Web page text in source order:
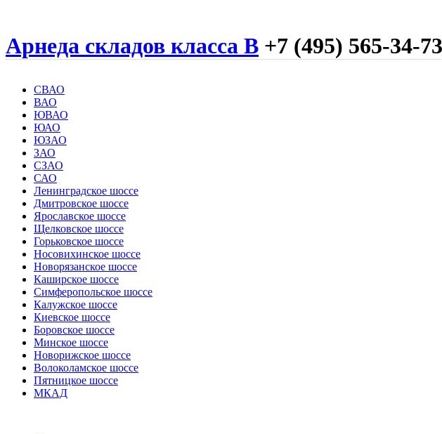
Арнеда складов класса B +7 (495) 565-34-73
СВАО
ВАО
ЮВАО
ЮАО
ЮЗАО
ЗАО
СЗАО
САО
Ленинградское шоссе
Дмитровское шоссе
Ярославское шоссе
Щелковское шоссе
Горьковское шоссе
Носовихинское шоссе
Новорязанское шоссе
Каширское шоссе
Симферопольское шоссе
Калужское шоссе
Киевское шоссе
Боровское шоссе
Минское шоссе
Новорижское шоссе
Волоколамское шоссе
Пятницкое шоссе
МКАД